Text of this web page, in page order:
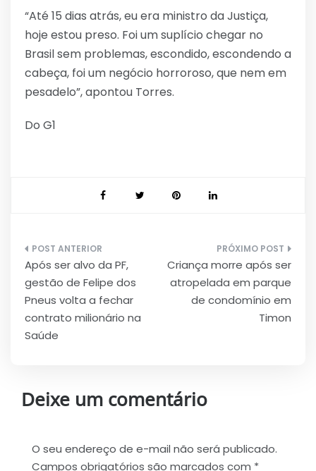
“Até 15 dias atrás, eu era ministro da Justiça,
hoje estou preso. Foi um suplício chegar no
Brasil sem problemas, escondido, escondendo a
cabeça, foi um negócio horroroso, que nem em
pesadelo”, apontou Torres.
Do G1
Navegação
de
Post
Após ser alvo da PF,
gestão de Felipe dos
Pneus volta a fechar
contrato milionário na
Saúde
Criança morre após ser
atropelada em parque
de condomínio em
Timon
Deixe um comentário
O seu endereço de e-mail não será publicado.
Campos obrigatórios são marcados com *